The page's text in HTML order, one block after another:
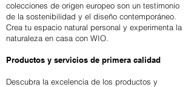
colecciones de origen europeo son un testimonio
de la sostenibilidad y el diseño contemporáneo.
Crea tu espacio natural personal y experimenta la
naturaleza en casa con WIO.
Productos y servicios de primera calidad
Descubra la excelencia de los productos y